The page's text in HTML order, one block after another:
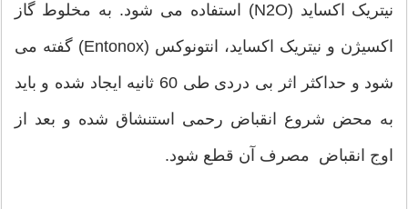
نیتریک اکساید (N2O) استفاده می شود. به مخلوط گاز
اکسیژن و نیتریک اکساید، انتونوکس (Entonox) گفته می
شود و حداکثر اثر بی دردی طی 60 ثانیه ایجاد شده و باید
به محض شروع انقباض رحمی استنشاق شده و بعد از
اوج انقباض مصرف آن قطع شود.